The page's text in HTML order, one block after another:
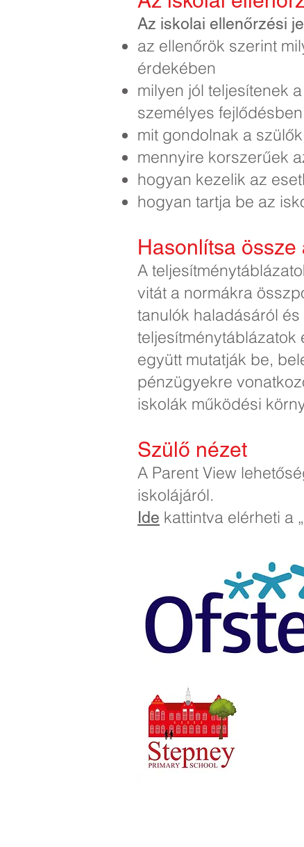
Az iskolai ellenőrzési
az ellenőrök szerint
érdekében
milyen jól teljesítenek
személyes fejlődésben
mit gondolnak a
mennyire korszerűek
hogyan kezelik az
hogyan tartja be az
Hasonlítsa
A
vitát a normákra
tanulók haladásáról
együtt mutatják be,
pénzügyekre
iskolák működési
Szülő nézet
A Parent View
iskolájáról.
Ide kattintva elérheti a